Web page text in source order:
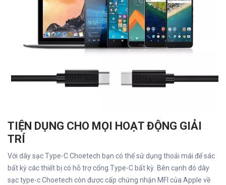
TIỆN DỤNG CHO MỌI HOẠT ĐỘNG GIẢI
TRÍ
Với dây sạc Type-C Choetech bạn có thể sử dụng thoải mái để sác
bất kỳ các thiết bị có hỗ trợ cổng Type-C bất kỳ. Bên cạnh đó dây
sạc type-c Choetech còn được cấp chứng nhận MFI của Apple về